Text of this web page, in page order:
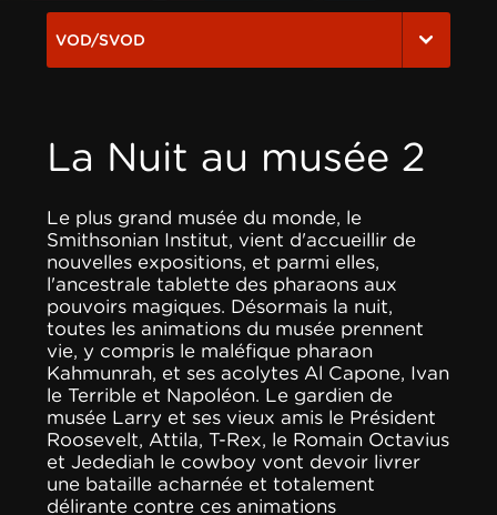
VOD/SVOD
La Nuit au musée 2
Le plus grand musée du monde, le
Smithsonian Institut, vient d'accueillir de
nouvelles expositions, et parmi elles,
l'ancestrale tablette des pharaons aux
pouvoirs magiques. Désormais la nuit,
toutes les animations du musée prennent
vie, y compris le maléfique pharaon
Kahmunrah, et ses acolytes Al Capone, Ivan
le Terrible et Napoléon. Le gardien de
musée Larry et ses vieux amis le Président
Roosevelt, Attila, T-Rex, le Romain Octavius
et Jedediah le cowboy vont devoir livrer
une bataille acharnée et totalement
délirante contre ces animations